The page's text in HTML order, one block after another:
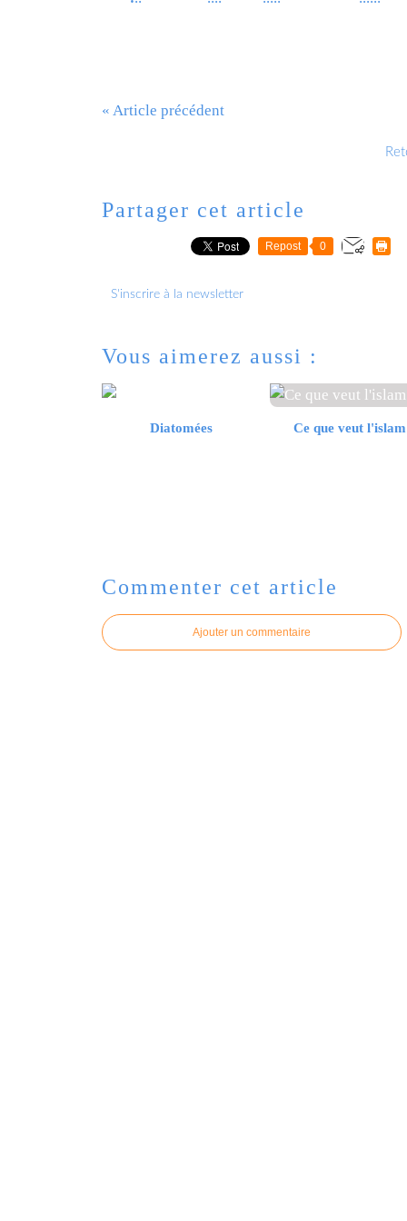
« Article précédent
Partager cet article
Repost 0
S'inscrire à la newsletter
Vous aimerez aussi :
Diatomées Ce que veut l'islam
Commenter cet article
Ajouter un commentaire